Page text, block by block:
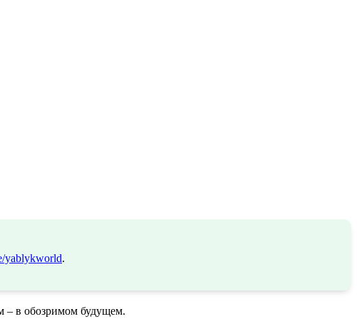
yablykworld.
– в обозримом будущем.